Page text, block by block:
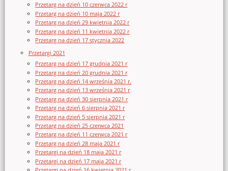
Przetarg na dzień 10 czerwca 2022 r
Przetarg na dzień 10 maja 2022 r
Przetarg na dzień 29 kwietnia 2022 r
Przetarg na dzień 11 kwietnia 2022 r
Przetarg na dzień 17 stycznia 2022
Przetargi 2021
Przetarg na dzień 17 grudnia 2021 r
Przetarg na dzień 20 grudnia 2021 r
Przetarg na dzień 14 września 2021 r.
Przetarg na dzień 13 września 2021 r
Przetarg na dzień 30 sierpnia 2021 r
Przetarg na dzień 6 sierpnia 2021 r
Przetarg na dzień 5 sierpnia 2021 r
Przetarg na dzień 25 czerwca 2021
Przetarg na dzień 11 czerwca 2021 r
Przetarg na dzień 28 maja 2021 r
Przetargi na dzień 18 maja 2021 r
Przetargi na dzień 17 maja 2021 r